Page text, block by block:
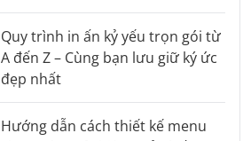
Quy trình in ấn kỷ yếu trọn gói từ
A đến Z – Cùng bạn lưu giữ ký ức
đẹp nhất
Hướng dẫn cách thiết kế menu